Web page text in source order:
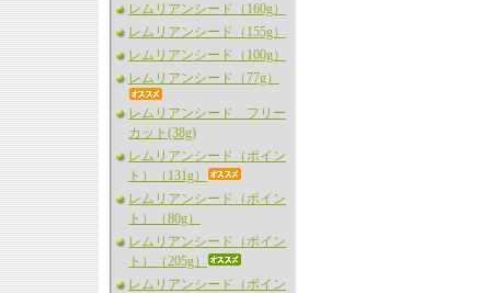
レムリアンシード（160g）
レムリアンシード（155g）
レムリアンシード（100g）
レムリアンシード（77g）
レムリアンシード フリー
カット(38g)
レムリアンシード（ポイン
ト）（131g）
レムリアンシード（ポイン
ト）（80g）
レムリアンシード（ポイン
ト）（205g）
レムリアンシード（ポイン